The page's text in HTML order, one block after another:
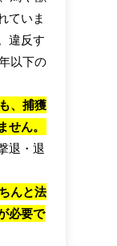
ていま
違反す
以下の
、捕獲
せん。
退・退
んと法
必要で